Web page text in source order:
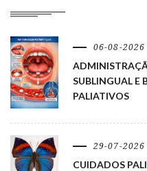
06-08-2026
SUBLINGUAL E
PALIATIVOS
29-07-2026
CUIDADOS